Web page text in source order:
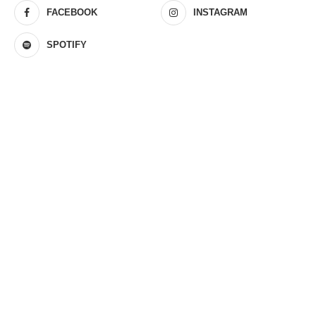
FACEBOOK INSTAGRAM
SPOTIFY